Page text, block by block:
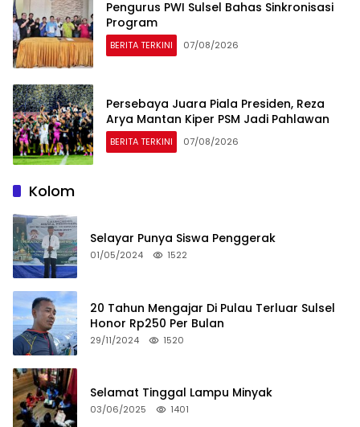
Pengurus PWI Sulsel Bahas Sinkronisasi
Program
BERITA TERKINI 07/08/2026
Persebaya Juara Piala Presiden, Reza
Arya Mantan Kiper PSM Jadi Pahlawan
BERITA TERKINI 07/08/2026
Kolom
Selayar Punya Siswa Penggerak
01/05/2024 1522
20 Tahun Mengajar Di Pulau Terluar Sulsel
Honor Rp250 Per Bulan
29/11/2024 1520
Selamat Tinggal Lampu Minyak
03/06/2025 1401